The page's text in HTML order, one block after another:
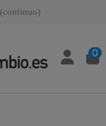
0